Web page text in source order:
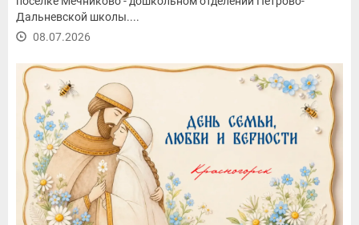
Дальневской школы....
08.07.2026